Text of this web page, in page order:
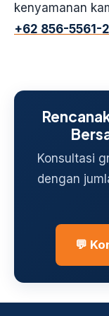
kenyamanan
+62 856-5561-
Konsultasi
dengan
💬